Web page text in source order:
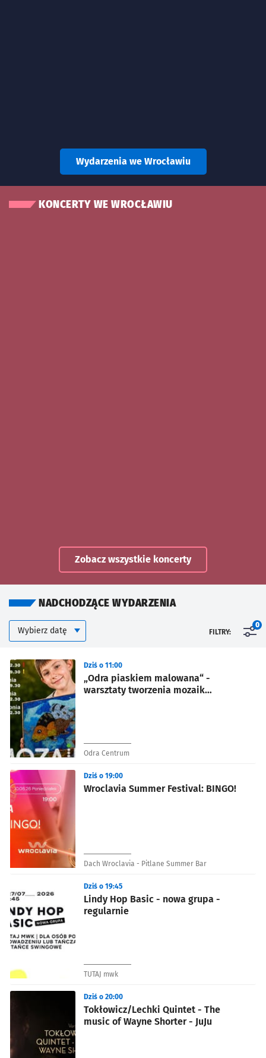
Wydarzenia we Wrocławiu
KONCERTY WE WROCŁAWIU
Zobacz wszystkie koncerty
NADCHODZĄCE WYDARZENIA
Kalendarium
Wybierz datę FILTRY:
0
„Odra piaskiem malowana“ -
warsztaty tworzenia mozaik
Dziś o 11:00
Odra Centrum
Wroclavia Summer Festival: BINGO!
Dziś o 19:00
Dach Wroclavia - Pitlane Summer Bar
Lindy Hop Basic - nowa grupa -
regularnie
Dziś o 19:45
TUTAJ mwk
Tokłowicz/Lechki Quintet - The
music of Wayne Shorter - JuJu
Dziś o 20:00